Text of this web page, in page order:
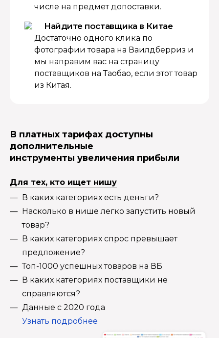
числе на предмет допоставки.
Найдите поставщика в Китае
Достаточно одного клика по
фотографии товара на Ваилдберриз и
мы направим вас на страницу
поставщиков на Таобао, если этот товар
из Китая.
В платных тарифах доступны
дополнительные
инструменты увеличения прибыли
Для тех, кто ищет нишу
В каких категориях есть деньги?
Насколько в нише легко запустить новый
товар?
В каких категориях спрос превышает
предложение?
Топ-1000 успешных товаров на ВБ
В каких категориях поставщики не
справляются?
Данные с 2020 года
Узнать подробнее